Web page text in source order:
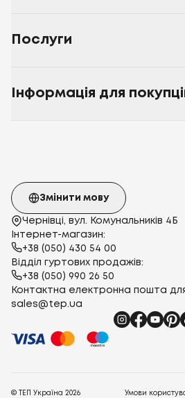
Послуги
Інформація для
Чернівці, вул. Комунальників 4Б
Інтернет-магазин:
+38 (050) 430 54 00
Відділ гуртових продажів:
+38 (050) 990 26 50
Контактна електронна пошта
sales@tep.ua
Змінити мову
© ТЕП Україна 2026 Умови